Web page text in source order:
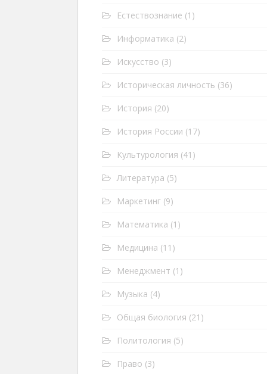
Естествознание (1)
Информатика (2)
Искусство (3)
Историческая личность (36)
История (20)
История России (17)
Культурология (41)
Литература (5)
Маркетинг (9)
Математика (1)
Медицина (11)
Менеджмент (1)
Музыка (4)
Общая биология (21)
Политология (5)
Право (3)